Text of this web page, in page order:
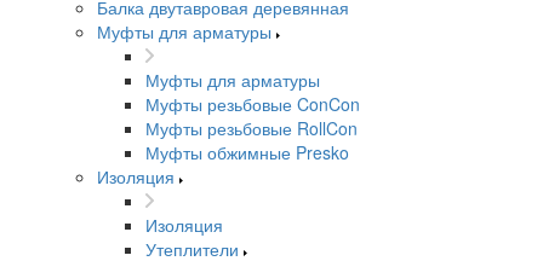
Балка двутавровая деревянная
Муфты для арматуры
Муфты для арматуры
Муфты резьбовые ConCon
Муфты резьбовые RollCon
Муфты обжимные Presko
Изоляция
Изоляция
Утеплители